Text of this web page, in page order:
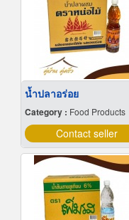
น้ำปลาอร่อย
Category : Food Products
Contact seller